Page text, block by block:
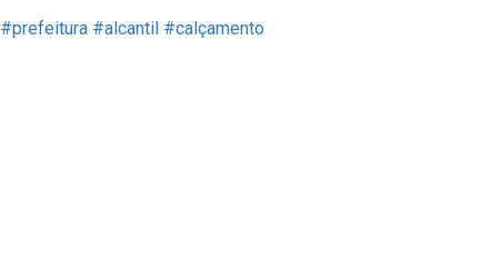
#prefeitura #alcantil #calçamento